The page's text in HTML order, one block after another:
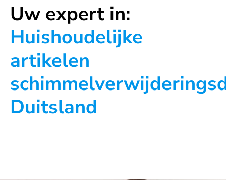
Uw expert in:
Huishoudelijke
artikelen
Duitsland